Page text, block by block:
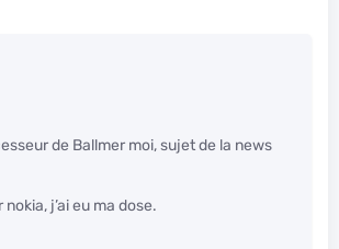
de Ballmer moi, sujet de la news
j’ai eu ma dose.